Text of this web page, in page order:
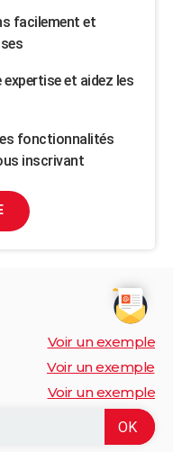
facilement et
et aidez les
fonctionnalités
inscrivant
Voir un exemple
Voir un exemple
Voir un exemple